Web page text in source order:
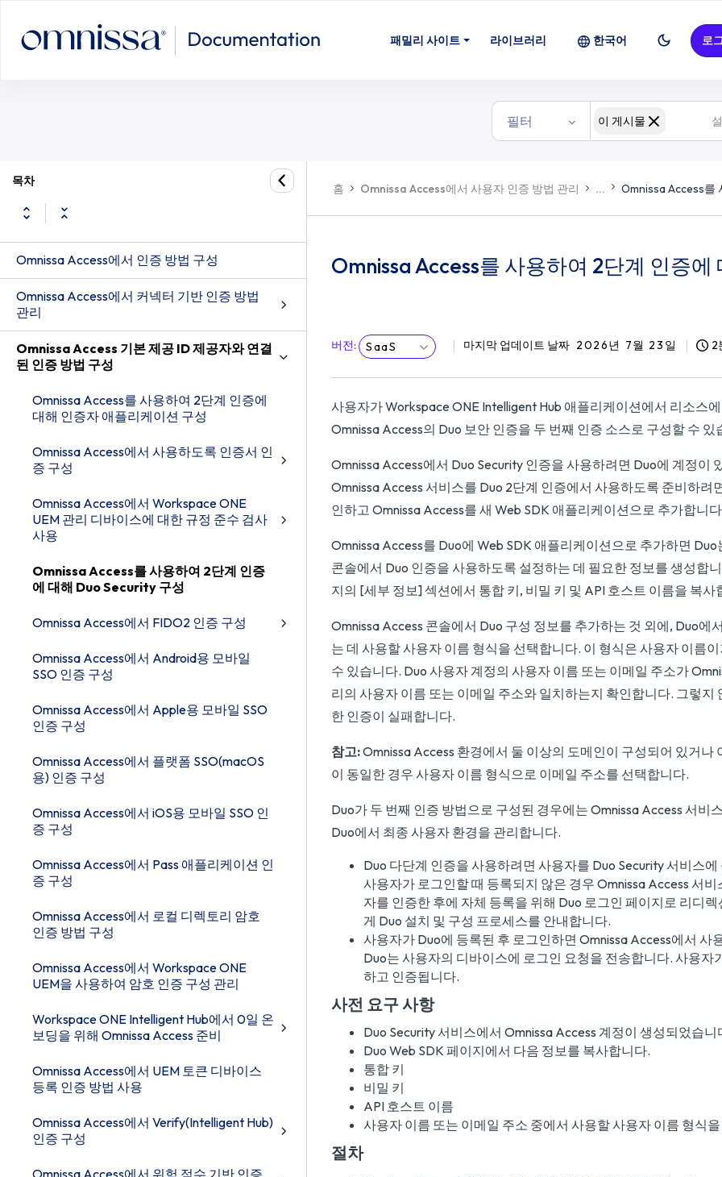
패밀리 사이트 라이브러리 한국어 로
필터 이 게시물
목차
Omnissa Access에서 인증 방법 구성
Omnissa Access에서 커넥터 기반 인증 방법
관리
Omnissa Access 기본 제공 ID 제공자와 연결
된 인증 방법 구성
Omnissa Access를 사용하여 2단계 인증에
대해 인증자 애플리케이션 구성
Omnissa Access에서 사용하도록 인증서 인
증 구성
Omnissa Access에서 Workspace ONE
UEM 관리 디바이스에 대한 규정 준수 검사
사용
Omnissa Access를 사용하여 2단계 인증
에 대해 Duo Security 구성
Omnissa Access에서 FIDO2 인증 구성
Omnissa Access에서 Android용 모바일
SSO 인증 구성
Omnissa Access에서 Apple용 모바일 SSO
인증 구성
Omnissa Access에서 플랫폼 SSO(macOS
용) 인증 구성
Omnissa Access에서 iOS용 모바일 SSO 인
증 구성
Omnissa Access에서 Pass 애플리케이션 인
증 구성
Omnissa Access에서 로컬 디렉토리 암호
인증 방법 구성
Omnissa Access에서 Workspace ONE
UEM을 사용하여 암호 인증 구성 관리
Workspace ONE Intelligent Hub에서 0일 온
보딩을 위해 Omnissa Access 준비
Omnissa Access에서 UEM 토큰 디바이스
등록 인증 방법 사용
Omnissa Access에서 Verify(Intelligent Hub)
인증 구성
Omnissa Access에서 위험 점수 기반 인증
홈 Omnissa Access에서 사용자 인증 방법 관리 ... Omnissa Access를
Omnissa Access를 사용하여 2단계 인증
버전: SaaS 마지막 업데이트 날짜 2026년 7월 23일 2
사용자가 Workspace ONE Intelligent Hub 애플리케이션에서 리소스
Omnissa Access의 Duo 보안 인증을 두 번째 인증 소스로 구성할 수 있
Omnissa Access에서 Duo Security 인증을 사용하려면 Duo에 계정이
Omnissa Access 서비스를 Duo 2단계 인증에서 사용하도록 준비하려
인하고 Omnissa Access를 새 Web SDK 애플리케이션으로 추가합니
Omnissa Access를 Duo에 Web SDK 애플리케이션으로 추가하면 Duo
콘솔에서 Duo 인증을 사용하도록 설정하는 데 필요한 정보를 생성합
지의 [세부 정보] 섹션에서 통합 키, 비밀 키 및 API 호스트 이름을 복사
Omnissa Access 콘솔에서 Duo 구성 정보를 추가하는 것 외에, Duo에
는 데 사용할 사용자 이름 형식을 선택합니다. 이 형식은 사용자 이름
수 있습니다. Duo 사용자 계정의 사용자 이름 또는 이메일 주소가
리의 사용자 이름 또는 이메일 주소와 일치하는지 확인합니다. 그렇지
한 인증이 실패합니다.
참고:Omnissa Access 환경에서 둘 이상의 도메인이 구성되어 있거나
이 동일한 경우 사용자 이름 형식으로 이메일 주소를 선택합니다.
Duo가 두 번째 인증 방법으로 구성된 경우에는 Omnissa Access 서비
Duo에서 최종 사용자 환경을 관리합니다.
Duo 다단계 인증을 사용하려면 사용자를 Duo Security 서비스
사용자가 로그인할 때 등록되지 않은 경우 Omnissa Access 서
자를 인증한 후에 자체 등록을 위해 Duo 로그인 페이지로 리디
게 Duo 설치 및 구성 프로세스를 안내합니다.
사용자가 Duo에 등록된 후 로그인하면 Omnissa Access에서 사
Duo는 사용자의 디바이스에 로그인 요청을 전송합니다. 사용자
하고 인증됩니다.
사전 요구 사항
Duo Security 서비스에서 Omnissa Access 계정이 생성되었습니
Duo Web SDK 페이지에서 다음 정보를 복사합니다.
통합 키
비밀 키
API 호스트 이름
사용자 이름 또는 이메일 주소 중에서 사용할 사용자 이름 형식
절차